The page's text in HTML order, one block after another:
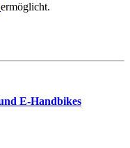
ermöglicht.
E-Handbikes